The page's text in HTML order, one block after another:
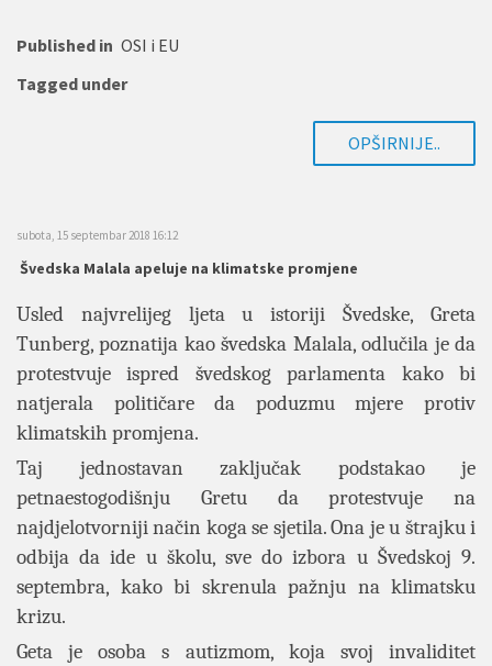
Published in OSI i EU
Tagged under
OPŠIRNIJE..
subota, 15 septembar 2018 16:12
Švedska Malala apeluje na klimatske promjene
Usled najvrelijeg ljeta u istoriji Švedske, Greta
Tunberg, poznatija kao švedska Malala, odlučila je da
protestvuje ispred švedskog parlamenta kako bi
natjerala političare da poduzmu mjere protiv
klimatskih promjena.
Taj jednostavan zaključak podstakao je
petnaestogodišnju Gretu da protestvuje na
najdjelotvorniji način koga se sjetila. Ona je u štrajku i
odbija da ide u školu, sve do izbora u Švedskoj 9.
septembra, kako bi skrenula pažnju na klimatsku
krizu.
Geta je osoba s autizmom, koja svoj invaliditet